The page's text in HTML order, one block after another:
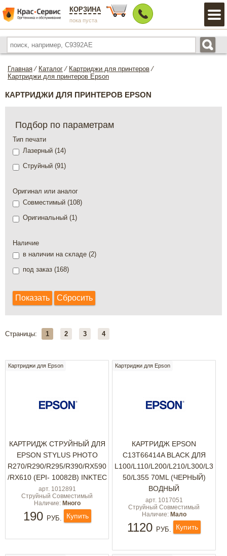
КОРЗИНА
пока пуста
Главная ⁄ Каталог ⁄ Картриджи для принтеров ⁄
Картриджи для принтеров Epson
КАРТРИДЖИ ДЛЯ ПРИНТЕРОВ EPSON
Подбор по параметрам
Тип печати
Лазерный (14)
Струйный (91)
Оригинал или аналог
Совместимый (108)
Оригинальный (1)
Наличие
в наличии на складе (2)
под заказ (168)
Страницы: 1 2 3 4
Картриджи для Epson
КАРТРИДЖ СТРУЙНЫЙ ДЛЯ
EPSON STYLUS PHOTO
R270/R290/R295/R390/RX590
/RX610 (EPI- 10082B) INKTEC
арт. 1012891
Струйный Совместимый
Наличие: Много
190 РУБ. Купить
Картриджи для Epson
КАРТРИДЖ EPSON
C13T66414A BLACK ДЛЯ
L100/L110/L200/L210/L300/L3
50/L355 70ML (ЧЕРНЫЙ)
ВОДНЫЙ
арт. 1017051
Струйный Совместимый
Наличие: Мало
1120 РУБ. Купить